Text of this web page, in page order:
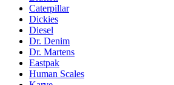
Caterpillar
Dickies
Diesel
Dr. Denim
Dr. Martens
Eastpak
Human Scales